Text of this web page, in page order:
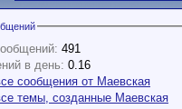
491
в день: 0.16
сообщения от Маевская
темы, созданные Маевская